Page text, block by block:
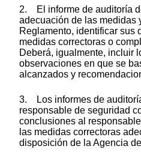
2. El informe de auditoría
adecuación de las medidas
Reglamento, identificar sus
medidas correctoras o
Deberá, igualmente, incluir
observaciones en que se
alcanzados y
3. Los informes de
responsable de seguridad
conclusiones al
las medidas correctoras
disposición de la Agencia